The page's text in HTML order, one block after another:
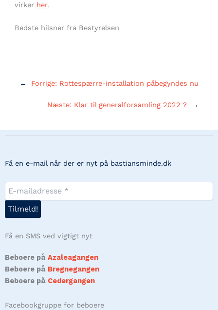
virker her.
Bedste hilsner fra Bestyrelsen
← Forrige: Rottespærre-installation påbegyndes nu
Næste: Klar til generalforsamling 2022 ? →
Få en e-mail når der er nyt på bastiansminde.dk
Få en SMS ved vigtigt nyt
Beboere på Azaleagangen
Beboere på Bregnegangen
Beboere på Cedergangen
Facebookgruppe for beboere